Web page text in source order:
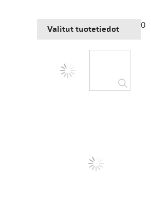
Valitut tuotetiedot 0